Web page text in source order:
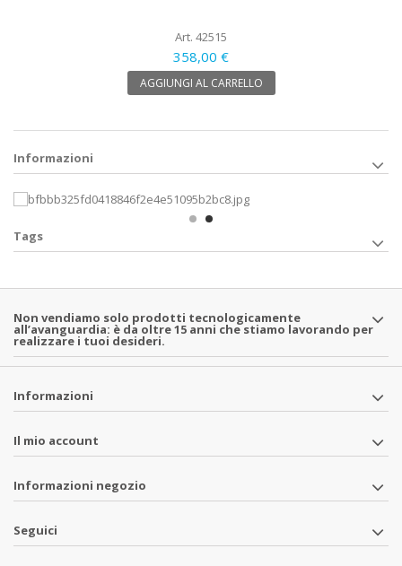
Art. 42515
358,00 €
AGGIUNGI AL CARRELLO
Informazioni
Tags
Non vendiamo solo prodotti tecnologicamente
all’avanguardia: è da oltre 15 anni che stiamo lavorando per
realizzare i tuoi desideri.
Informazioni
Il mio account
Informazioni negozio
Seguici